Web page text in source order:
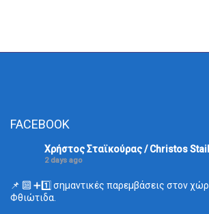
FACEBOOK
Χρήστος Σταϊκούρας / Christos
2 days ago
📌 🔟 ➕1️⃣ σημαντικές παρεμβάσεις στον
Φθιώτιδα.